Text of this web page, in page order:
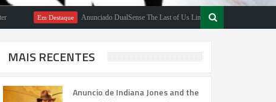
Em Destaque Anunciado DualSense The Last of Us Limited Edition
MAIS RECENTES
Anuncio de Indiana Jones and the